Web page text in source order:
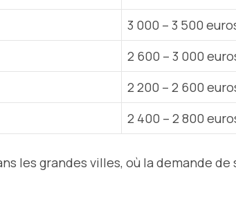
3 000 – 3 500
2 600 – 3 000
2 200 – 2 600
2 400 – 2 800
les grandes villes, où la demande